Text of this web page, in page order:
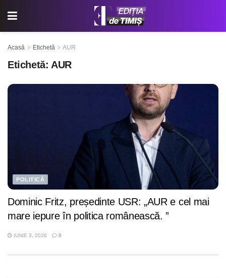
Acasă Etichetă AUR
Etichetă: AUR
POLITICĂ
Dominic Fritz, președinte USR: „AUR e cel mai
mare iepure în politica românească. ”
IUNIE 3, 2026 0